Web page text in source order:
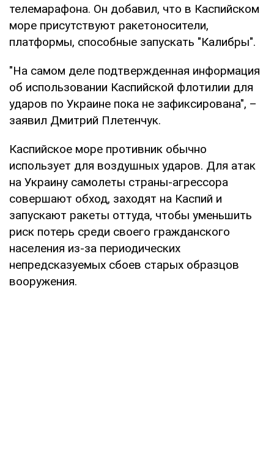
телемарафона. Он добавил, что в Каспийском
море присутствуют ракетоносители,
платформы, способные запускать "Калибры".
"На самом деле подтвержденная информация
об использовании Каспийской флотилии для
ударов по Украине пока не зафиксирована", –
заявил Дмитрий Плетенчук.
Каспийское море противник обычно
использует для воздушных ударов. Для атак
на Украину самолеты страны-агрессора
совершают обход, заходят на Каспий и
запускают ракеты оттуда, чтобы уменьшить
риск потерь среди своего гражданского
населения из-за периодических
непредсказуемых сбоев старых образцов
вооружения.